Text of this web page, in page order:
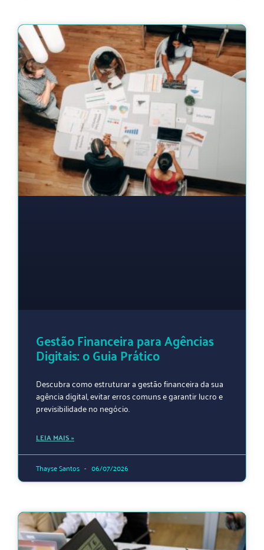
Gestão Financeira para Agências
Digitais: o Guia Prático
Descubra como estruturar a gestão financeira da sua
agência digital, evitar erros comuns e garantir lucro e
previsibilidade no negócio.
LEIA MAIS »
Thayse Santos 06/07/2026